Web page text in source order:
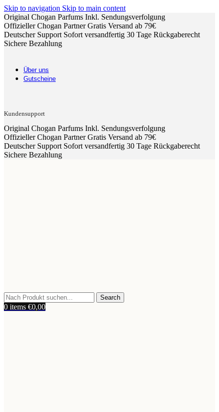
Skip to navigation Skip to main content
Original Chogan Parfums Inkl. Sendungsverfolgung
Offizieller Chogan PartnerGratis Versand ab 79€
Deutscher Support Sofort versandfertig 30 Tage Rückgaberecht
Sichere Bezahlung
Über uns
Gutscheine
Kundensupport
Original Chogan Parfums Inkl. Sendungsverfolgung
Offizieller Chogan PartnerGratis Versand ab 79€
Deutscher Support Sofort versandfertig 30 Tage Rückgaberecht
Sichere Bezahlung
Search
0 items €0,00